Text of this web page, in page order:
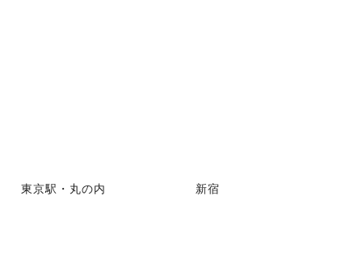
東京駅・丸の内 新宿